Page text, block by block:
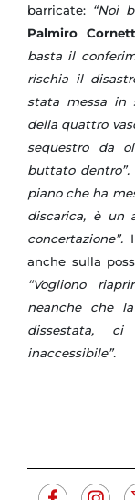
barricate: “Noi
Palmiro
basta il
rischia il
stata messa in
della quattro
sequestro da
buttato dentro”.
piano che ha
discarica, è un
concertazione”.
anche sulla
“Vogliono
neanche che
dissestata,
inaccessibile”.